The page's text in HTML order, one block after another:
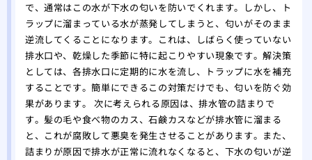
で、通常はこの水が下水の匂いを防いでくれます。しかし、ト
ラップに溜まっている水が蒸発してしまうと、匂いがそのまま
逆流してくることになります。これは、しばらく使っていない
排水口や、乾燥した季節に特に起こりやすい現象です。解決策
としては、各排水口に定期的に水を流し、トラップに水を補充
することです。簡単にできるこの対策だけでも、匂いを防ぐ効
果があります。 次に考えられる原因は、排水管の詰まりで
す。髪の毛や食べ物のカス、石鹸カスなどが排水管に溜まる
と、これが腐敗して悪臭を発生させることがあります。また、
詰まりが原因で排水が正常に流れなくなると、下水の匂いが逆